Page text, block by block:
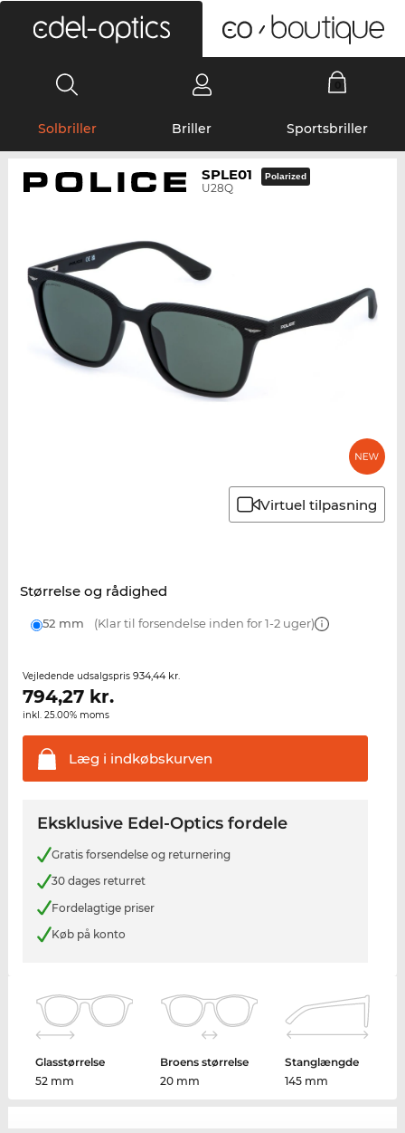
Solbriller Briller Sportsbriller
SPLE01
U28Q
Polarized
Virtuel tilpasning
Størrelse og rådighed
52 mm (Klar til forsendelse inden for 1-2 uger)
Vejledende udsalgspris 934,44 kr.
794,27kr.
inkl. 25.00% moms
Læg i indkøbskurven
Eksklusive Edel-Optics fordele
Gratis forsendelse og returnering
30 dages returret
Fordelagtige priser
Køb på konto
Glasstørrelse
52 mm
Broens størrelse
20 mm
Stanglængde
145 mm